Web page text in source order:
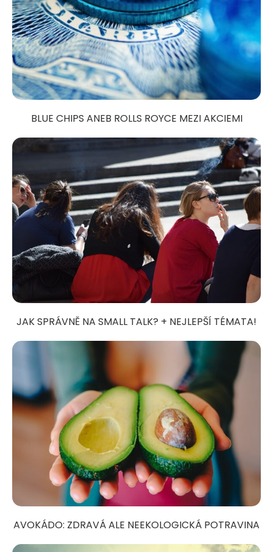
BLUE CHIPS ANEB ROLLS ROYCE MEZI AKCIEMI
JAK SPRÁVNĚ NA SMALL TALK? + NEJLEPŠÍ TÉMATA!
AVOKÁDO: ZDRAVÁ ALE NEEKOLOGICKÁ POTRAVINA